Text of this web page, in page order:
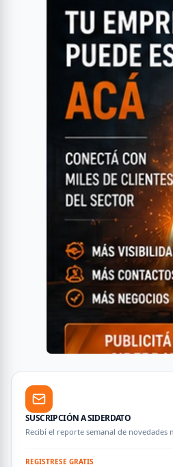
SUSCRIPCIÓN A SIDERDATO
Recibí el reporte semanal de novedades
REGISTRESE GRATIS